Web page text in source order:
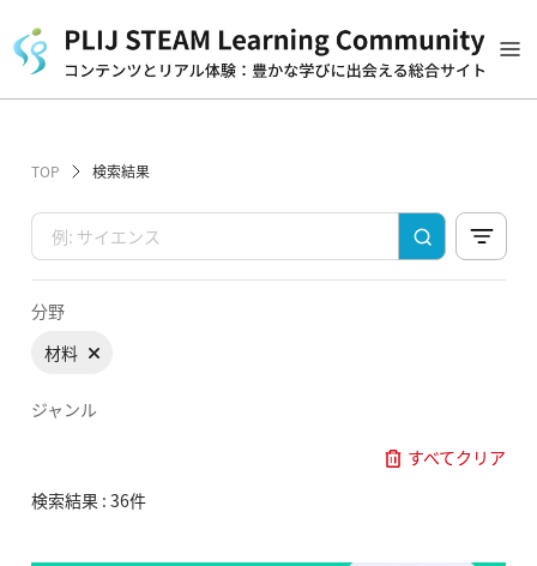
TOP 検索結果
分野
材料
ジャンル
すべてクリア
検索結果 : 36件